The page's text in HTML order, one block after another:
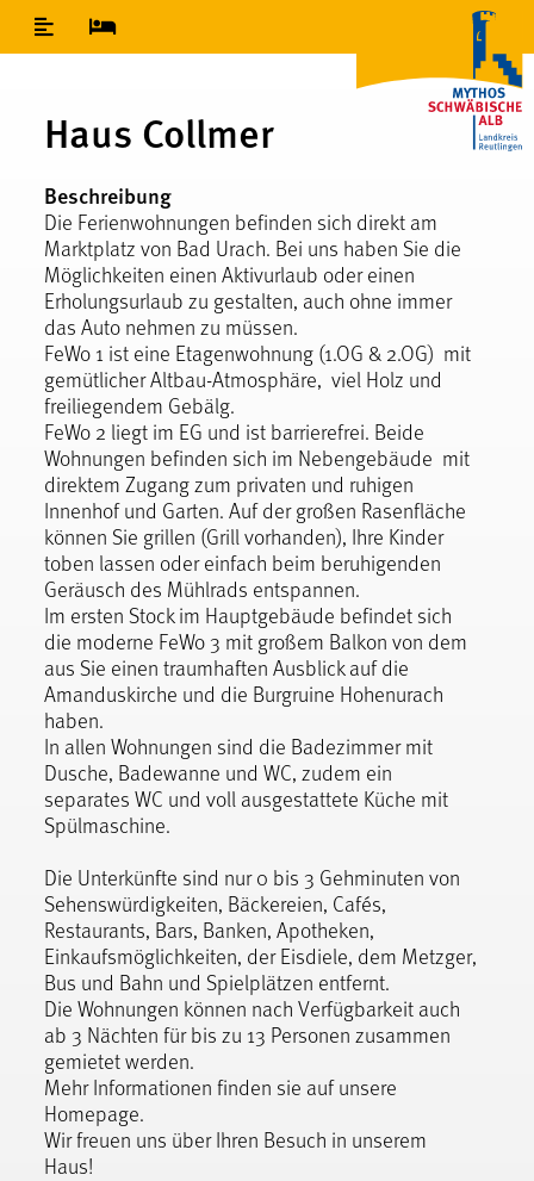
Inhaltsverzeichnis
Haus Collmer
Beschreibung
Die Ferienwohnungen befinden sich direkt am
Marktplatz von Bad Urach. Bei uns haben Sie die
Möglichkeiten einen Aktivurlaub oder einen
Erholungsurlaub zu gestalten, auch ohne immer
das Auto nehmen zu müssen.
FeWo 1 ist eine Etagenwohnung (1.OG & 2.OG) mit
gemütlicher Altbau-Atmosphäre, viel Holz und
freiliegendem Gebälg.
FeWo 2 liegt im EG und ist barrierefrei. Beide
Wohnungen befinden sich im Nebengebäude mit
direktem Zugang zum privaten und ruhigen
Innenhof und Garten. Auf der großen Rasenfläche
können Sie grillen (Grill vorhanden), Ihre Kinder
toben lassen oder einfach beim beruhigenden
Geräusch des Mühlrads entspannen.
Im ersten Stock im Hauptgebäude befindet sich
die moderne FeWo 3 mit großem Balkon von dem
aus Sie einen traumhaften Ausblick auf die
Amanduskirche und die Burgruine Hohenurach
haben.
In allen Wohnungen sind die Badezimmer mit
Dusche, Badewanne und WC, zudem ein
separates WC und voll ausgestattete Küche mit
Spülmaschine.
Die Unterkünfte sind nur 0 bis 3 Gehminuten von
Sehenswürdigkeiten, Bäckereien, Cafés,
Restaurants, Bars, Banken, Apotheken,
Einkaufsmöglichkeiten, der Eisdiele, dem Metzger,
Bus und Bahn und Spielplätzen entfernt.
Die Wohnungen können nach Verfügbarkeit auch
ab 3 Nächten für bis zu 13 Personen zusammen
gemietet werden.
Mehr Informationen finden sie auf unsere
Homepage.
Wir freuen uns über Ihren Besuch in unserem
Haus!